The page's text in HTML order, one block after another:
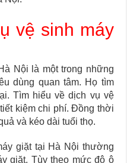
vệ sinh máy
Nội là một trong những
dùng quan tâm. Họ tìm
Tìm hiểu về dịch vụ vệ
kiệm chi phí. Đồng thời
và kéo dài tuổi thọ.
giặt tại Hà Nội thường
giặt. Tùy theo mức độ ô